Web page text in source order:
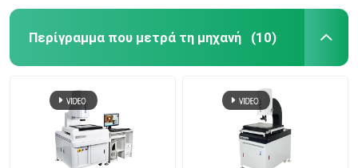
Περίγραμμα που μετρά τη μηχανή (10)